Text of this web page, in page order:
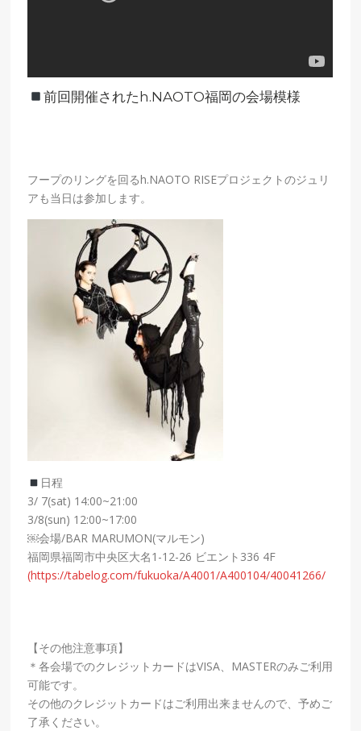
前回開催されたh.NAOTO福岡の会場模様
フープのリングを回るh.NAOTO RISEプロジェクトのジュリ
アも当日は参加します。
日程
3/ 7(sat) 14:00~21:00
3/8(sun) 12:00~17:00
￼会場/BAR MARUMON(マルモン)
福岡県福岡市中央区大名1-12-26 ビエント336 4F
(https://tabelog.com/fukuoka/A4001/A400104/40041266/
【その他注意事項】
＊各会場でのクレジットカードはVISA、MASTERのみご利用
可能です。
その他のクレジットカードはご利用出来ませんので、予めご
了承ください。